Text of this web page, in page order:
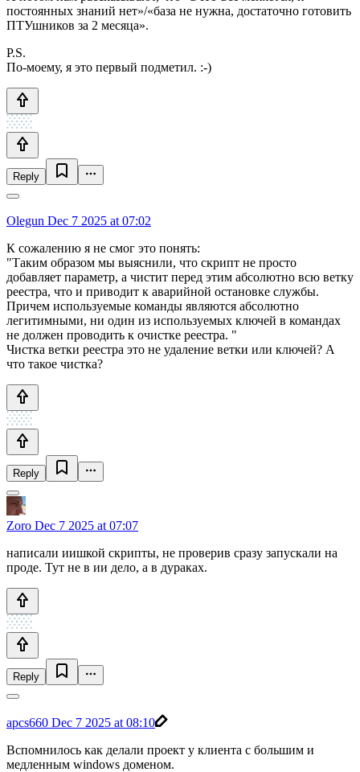
постоянных знаний нет»/«база не нужна, достаточно готовить
ПТУшников за 2 месяца».
P.S.
По-моему, я это первый подметил. :-)
Reply
Olegun Dec 7 2025 at 07:02
К сожалению я не смог это понять:
"Таким образом мы выяснили, что скрипт не просто
добавляет параметр, а чистит перед этим абсолютно всю ветку
реестра, что и приводит к аварийной остановке службы.
Причем используемые команды являются абсолютно
легитимными, ни один из используемых ключей в командах
не должен проводить к очистке реестра. "
Чистка ветки реестра это не удаление ветки или ключей? А
что такое чистка?
Reply
Zoro Dec 7 2025 at 07:07
написали иишкой скрипты, не проверив сразу запускали на
проде. Тут не в ии дело, а в дураках.
Reply
apcs660 Dec 7 2025 at 08:10
Вспомнилось как делали проект у клиента с большим и
медленным windows доменом.